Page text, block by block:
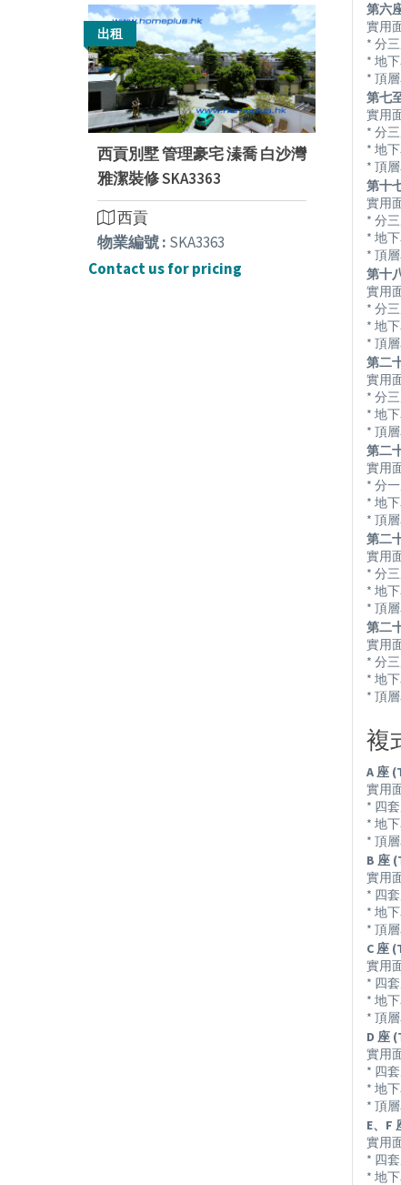
第六
實用
* 分
* 地
* 頂
第七
實用
* 分
* 地
* 頂
第十
實用
* 分
* 地
* 頂
第十
實用
* 分
* 地
* 頂
第二
實用
* 分
* 地
* 頂
第二
實用
* 分
* 地
* 頂
第二
實用
* 分
* 地
* 頂
第二
實用
* 分
* 地
* 頂
複
A 座
實用
* 四
* 地
* 頂
B 座
實用
* 四
* 地
* 頂
C 座
實用
* 四
* 地
* 頂
D 座
實用
* 四
* 地
* 頂
E、F
實用
* 四
* 地
出租
西貢別墅 管理豪宅 溱喬 白沙灣
雅潔裝修 SKA3363
西貢
物業編號 : SKA3363
Contact us for pricing